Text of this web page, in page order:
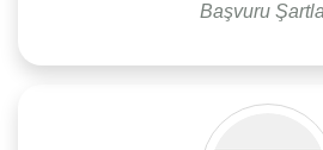
Başvuru